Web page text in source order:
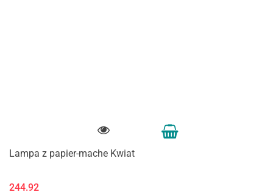
Lampa z papier-mache Kwiat
244.92